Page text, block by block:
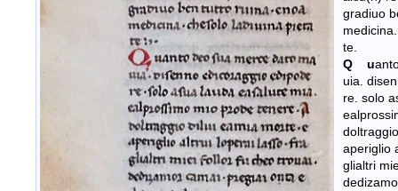
gradiuo
te.
Q u
uia.
re. solo
aperiglio
glialtri